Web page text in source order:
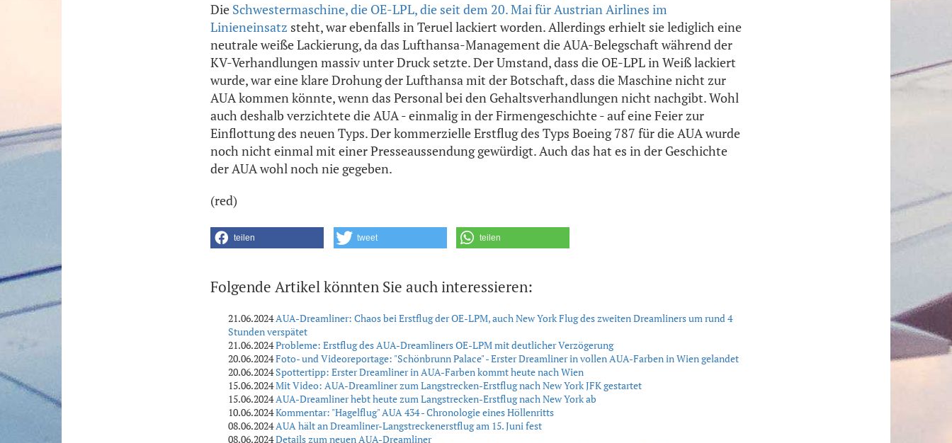
Die Schwestermaschine, die OE-LPL, die seit dem 20. Mai für Austrian Airlines im
Linieneinsatz steht, war ebenfalls in Teruel lackiert worden. Allerdings erhielt sie lediglich eine
neutrale weiße Lackierung, da das Lufthansa-Management die AUA-Belegschaft während der
KV-Verhandlungen massiv unter Druck setzte. Der Umstand, dass die OE-LPL in Weiß lackiert
wurde, war eine klare Drohung der Lufthansa mit der Botschaft, dass die Maschine nicht zur
AUA kommen könnte, wenn das Personal bei den Gehaltsverhandlungen nicht nachgibt. Wohl
auch deshalb verzichtete die AUA - einmalig in der Firmengeschichte - auf eine Feier zur
Einflottung des neuen Typs. Der kommerzielle Erstflug des Typs Boeing 787 für die AUA wurde
noch nicht einmal mit einer Presseaussendung gewürdigt. Auch das hat es in der Geschichte
der AUA wohl noch nie gegeben.
(red)
teilen tweet teilen
Folgende Artikel könnten Sie auch interessieren:
21.06.2024AUA-Dreamliner: Chaos bei Erstflug der OE-LPM, auch New York Flug des zweiten Dreamliners um rund 4
Stunden verspätet
21.06.2024Probleme: Erstflug des AUA-Dreamliners OE-LPM mit deutlicher Verzögerung
20.06.2024Foto- und Videoreportage: "Schönbrunn Palace" - Erster Dreamliner in vollen AUA-Farben in Wien gelandet
20.06.2024Spottertipp: Erster Dreamliner in AUA-Farben kommt heute nach Wien
15.06.2024Mit Video: AUA-Dreamliner zum Langstrecken-Erstflug nach New York JFK gestartet
15.06.2024AUA-Dreamliner hebt heute zum Langstrecken-Erstflug nach New York ab
10.06.2024Kommentar: "Hagelflug" AUA 434 - Chronologie eines Höllenritts
08.06.2024AUA hält an Dreamliner-Langstreckenerstflug am 15. Juni fest
08.06.2024Details zum neuen AUA-Dreamliner